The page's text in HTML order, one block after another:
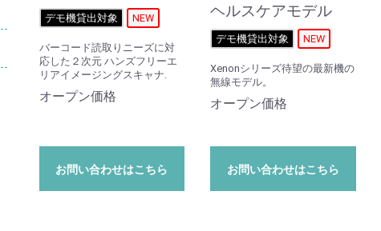
デモ機貸出対象 NEW
バーコード読取りニーズに対
応した２次元 ハンズフリーエ
リアイメージングスキャナ.
オープン価格
お問い合わせはこちら
ヘルスケアモデル
デモ機貸出対象 NEW
Xenonシリーズ待望の最新機の
無線モデル。
オープン価格
お問い合わせはこちら